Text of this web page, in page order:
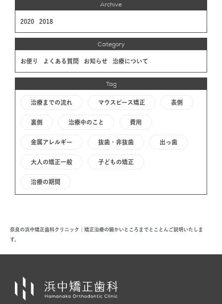
Archive
2020 2018
Category
お便り よくある質問 お知らせ 治療について
Tag
治療までの流れ マウスピース矯正 表側
裏側 治療中のこと 費用
金属アレルギー 抜歯・非抜歯 出っ歯
大人の矯正一般 子どもの矯正
治療の期間
奈良の浜中矯正歯科クリニック | 矯正治療の細かいところまでとことんご説明いたしま
す。